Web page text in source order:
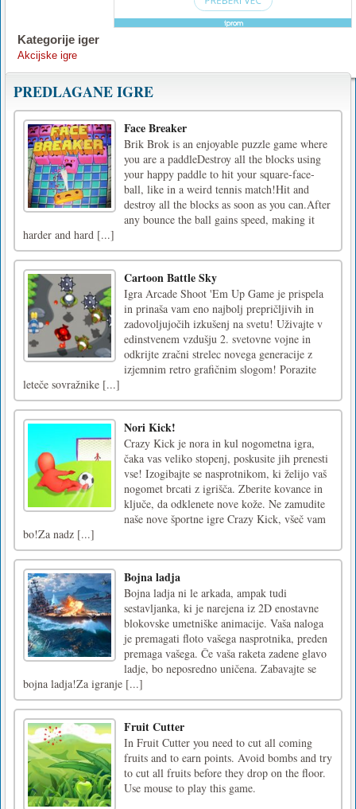
Kategorije iger
Akcijske igre
PREDLAGANE IGRE
Face Breaker
Brik Brok is an enjoyable puzzle game where
you are a paddleDestroy all the blocks using
your happy paddle to hit your square-face-
ball, like in a weird tennis match!Hit and
destroy all the blocks as soon as you can.After
any bounce the ball gains speed, making it
harder and hard [...]
Cartoon Battle Sky
Igra Arcade Shoot 'Em Up Game je prispela
in prinaša vam eno najbolj prepričljivih in
zadovoljujočih izkušenj na svetu! Uživajte v
edinstvenem vzdušju 2. svetovne vojne in
odkrijte zračni strelec novega generacije z
izjemnim retro grafičnim slogom! Porazite
leteče sovražnike [...]
Nori Kick!
Crazy Kick je nora in kul nogometna igra,
čaka vas veliko stopenj, poskusite jih prenesti
vse! Izogibajte se nasprotnikom, ki želijo vaš
nogomet brcati z igrišča. Zberite kovance in
ključe, da odklenete nove kože. Ne zamudite
naše nove športne igre Crazy Kick, všeč vam
bo!Za nadz [...]
Bojna ladja
Bojna ladja ni le arkada, ampak tudi
sestavljanka, ki je narejena iz 2D enostavne
blokovske umetniške animacije. Vaša naloga
je premagati floto vašega nasprotnika, preden
premaga vašega. Če vaša raketa zadene glavo
ladje, bo neposredno uničena. Zabavajte se
bojna ladja!Za igranje [...]
Fruit Cutter
In Fruit Cutter you need to cut all coming
fruits and to earn points. Avoid bombs and try
to cut all fruits before they drop on the floor.
Use mouse to play this game.